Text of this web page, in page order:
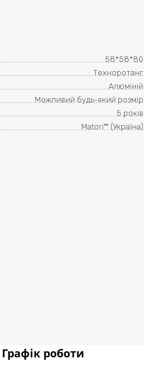
58*58*80
Техноротанг
Алюміній
Можливий будь-який розмір
5 років
Matori™ (Україна)
Графік роботи